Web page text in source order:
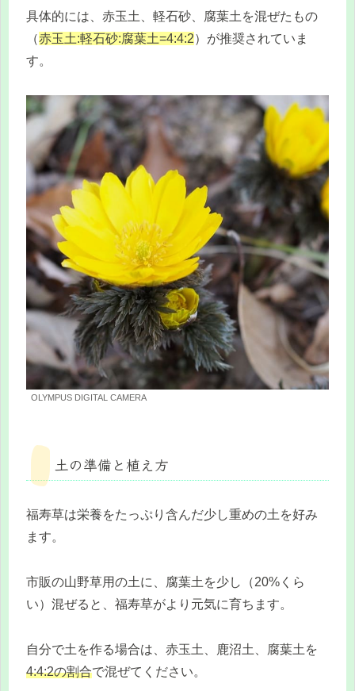
具体的には、赤玉土、軽石砂、腐葉土を混ぜたもの
（赤玉土:軽石砂:腐葉土=4:4:2）が推奨されていま
す。
OLYMPUS DIGITAL CAMERA
土の準備と植え方
福寿草は栄養をたっぷり含んだ少し重めの土を好み
ます。
市販の山野草用の土に、腐葉土を少し（20%くら
い）混ぜると、福寿草がより元気に育ちます。
自分で土を作る場合は、赤玉土、鹿沼土、腐葉土を
4:4:2の割合で混ぜてください。